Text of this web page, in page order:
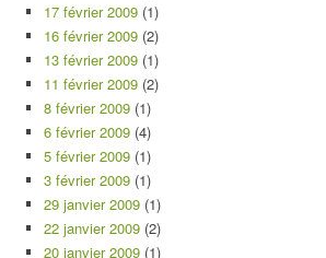
17 février 2009 (1)
16 février 2009 (2)
13 février 2009 (1)
11 février 2009 (2)
8 février 2009 (1)
6 février 2009 (4)
5 février 2009 (1)
3 février 2009 (1)
29 janvier 2009 (1)
22 janvier 2009 (2)
20 janvier 2009 (1)